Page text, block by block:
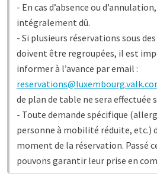
- En cas d’absence ou
intégralement dû.
- Si plusieurs réservations sous
doivent être regroupées, il est
informer à l’avance par email :
de plan de table ne sera effectuée
- Toute demande spécifique
personne à mobilité réduite, etc.)
moment de la réservation. Passé
pouvons garantir leur prise en